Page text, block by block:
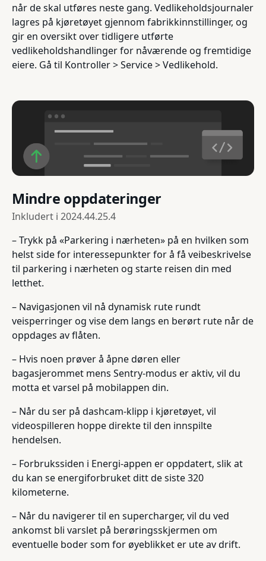
når de skal utføres neste gang. Vedlikeholdsjournaler
lagres på kjøretøyet gjennom fabrikkinnstillinger, og
gir en oversikt over tidligere utførte
vedlikeholdshandlinger for nåværende og fremtidige
eiere. Gå til Kontroller > Service > Vedlikehold.
Mindre oppdateringer
Inkludert i 2024.44.25.4
– Trykk på «Parkering i nærheten» på en hvilken som
helst side for interessepunkter for å få veibeskrivelse
til parkering i nærheten og starte reisen din med
letthet.
– Navigasjonen vil nå dynamisk rute rundt
veisperringer og vise dem langs en berørt rute når de
oppdages av flåten.
– Hvis noen prøver å åpne døren eller
bagasjerommet mens Sentry-modus er aktiv, vil du
motta et varsel på mobilappen din.
– Når du ser på dashcam-klipp i kjøretøyet, vil
videospilleren hoppe direkte til den innspilte
hendelsen.
– Forbrukssiden i Energi-appen er oppdatert, slik at
du kan se energiforbruket ditt de siste 320
kilometerne.
– Når du navigerer til en supercharger, vil du ved
ankomst bli varslet på berøringsskjermen om
eventuelle boder som for øyeblikket er ute av drift.